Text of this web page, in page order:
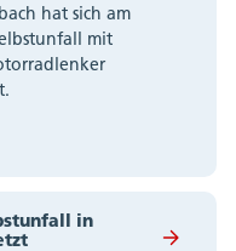
hat sich am
mit
in